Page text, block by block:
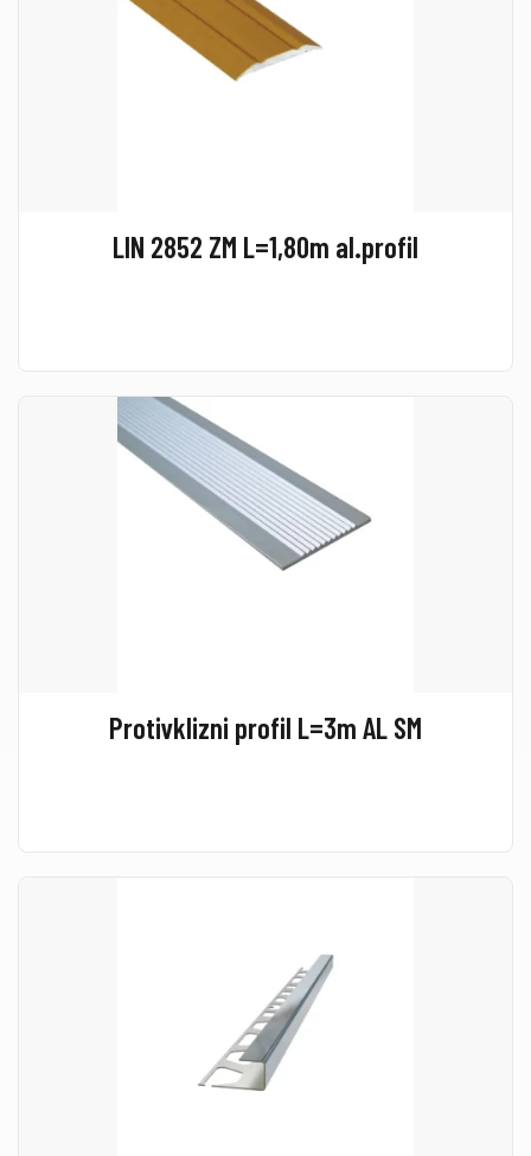
LIN 2852 ZM L=1,80m al.profil
Protivklizni profil L=3m AL SM